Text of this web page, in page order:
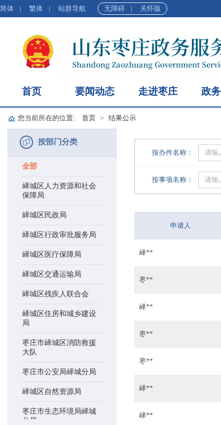
简体 繁体 站群导航 无障碍 关怀版
首页 要闻动态 走进枣庄 政
您当前所在的位置: 首页 结果公示
按部门分类
全部
峄城区人力资源和社会
保障局
峄城区民政局
峄城区行政审批服务局
峄城区医疗保障局
峄城区交通运输局
峄城区残疾人联合会
峄城区住房和城乡建设
局
枣庄市峄城区消防救援
大队
枣庄市公安局峄城分局
峄城区自然资源局
枣庄市生态环境局峄城
分局
按办件名称：
按事项名称：
申请人
峄**
枣**
峄**
枣**
枣**
峄**
峄**